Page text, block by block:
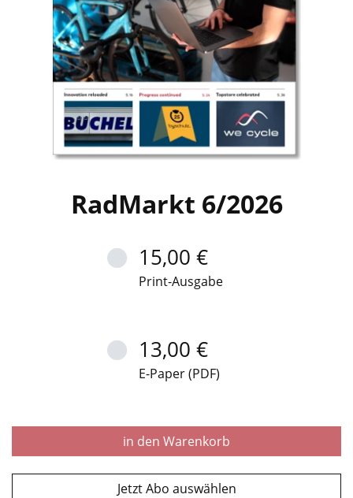
RadMarkt 6/2026
15,00 €
Print-Ausgabe
13,00 €
E-Paper (PDF)
in den Warenkorb
Jetzt Abo auswählen